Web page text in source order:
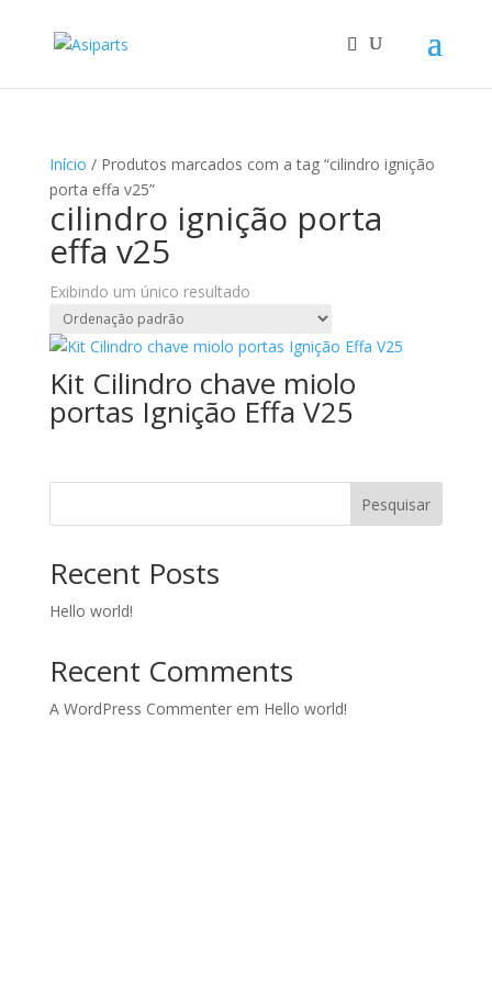
Início / Produtos marcados com a tag “cilindro ignição
porta effa v25”
cilindro ignição porta
effa v25
Exibindo um único resultado
Kit Cilindro chave miolo
portas Ignição Effa V25
Pesquisar
Recent Posts
Hello world!
Recent Comments
A WordPress Commenterem Hello world!